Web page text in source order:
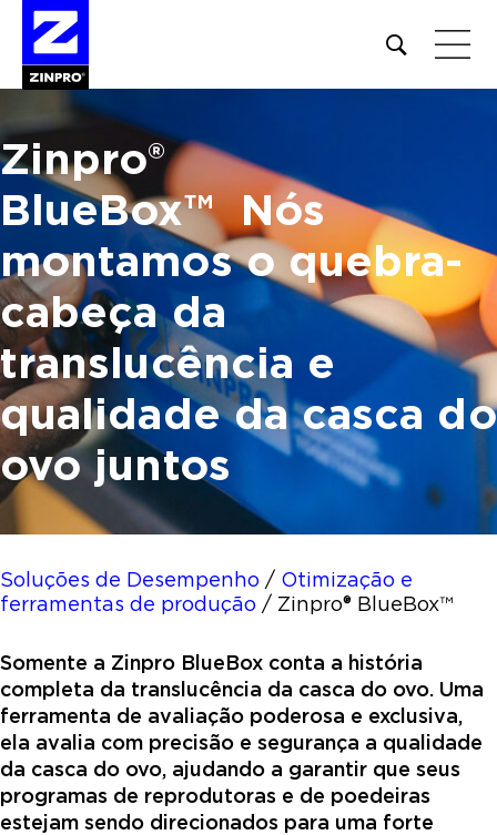
Open
site
search
Pesquisar
por:
Zinpro®
BlueBox™Nós
montamos o quebra-
cabeça da
translucência e
qualidade da casca do
ovo juntos
Soluções de Desempenho / Otimização e
ferramentas de produção / Zinpro® BlueBox™
Somente a Zinpro BlueBox conta a história
completa da translucência da casca do ovo. Uma
ferramenta de avaliação poderosa e exclusiva,
ela avalia com precisão e segurança a qualidade
da casca do ovo, ajudando a garantir que seus
programas de reprodutoras e de poedeiras
estejam sendo direcionados para uma forte